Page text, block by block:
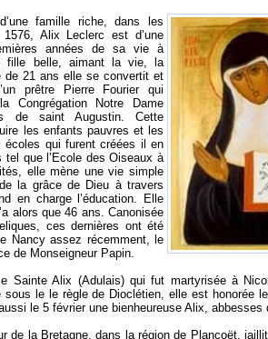
famille riche, dans les
Alix Leclerc est d’une
années de sa vie à
fille belle, aimant la vie, la
de 21 ans elle se convertit et
prêtre Pierre Fourier qui
Congrégation Notre Dame
de saint Augustin. Cette
les enfants pauvres et les
écoles qui furent créées il en
que l’Ecole des Oiseaux à
elle mène une vie simple
la grâce de Dieu à travers
en charge l’éducation. Elle
alors que 46 ans. Canonisée
ces dernières ont été
Nancy assez récemment, le
de Monseigneur Papin.
Sainte Alix (Adulais) qui fut martyrisée à
le le règle de Dioclétien, elle est honorée
le 5 février une bienheureuse Alix, abbesses
de la Bretagne, dans la région de Plancoët,